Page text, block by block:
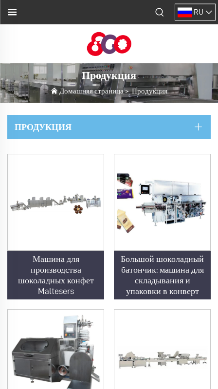
RU
Продукция
Домашняя страница>Продукция
ПРОДУКЦИЯ
Машина для
производства
шоколадных конфет
Maltesers
Большой шоколадный
батончик: машина для
складывания и
упаковки в конверт